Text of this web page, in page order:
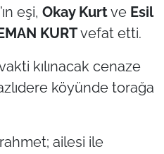
’ın eşi, Okay Kurtve Esil
KURTvefat etti.
kılınacak cenaze
köyünde torağa
ailesi ile